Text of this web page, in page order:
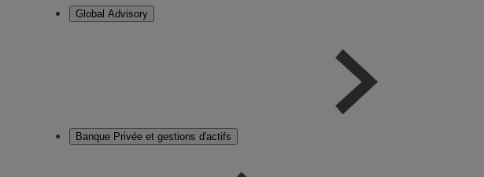
Global Advisory
Banque Privée et gestions d'actifs